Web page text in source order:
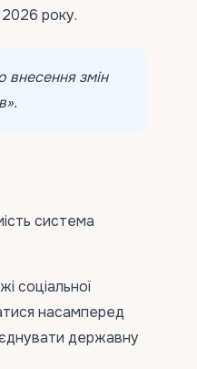
2026 року.
внесення змін
система
соціальної
насамперед
державну